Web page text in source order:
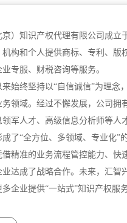
京）知识产权代理有限公司成立
构和个人提供商标、专利、版
专服、财税咨询等服务。
来始终坚持以“自信诚信”为理
领域。经过不懈发展，公司
领军人才、高级信息分析师等
成了“全方位、多领域、专业化”
精准的业务流程管控能力、
达成了战略合作。未来，汇
企业提供“一站式”知识产权服务